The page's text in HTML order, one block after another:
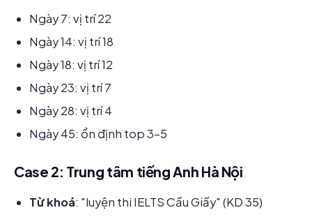
Ngày 7: vị trí 22
Ngày 14: vị trí 18
Ngày 18: vị trí 12
Ngày 23: vị trí 7
Ngày 28: vị trí 4
Ngày 45: ổn định top 3-5
Case 2: Trung tâm tiếng Anh Hà Nội
Từ khoá: "luyện thi IELTS Cầu Giấy" (KD 35)